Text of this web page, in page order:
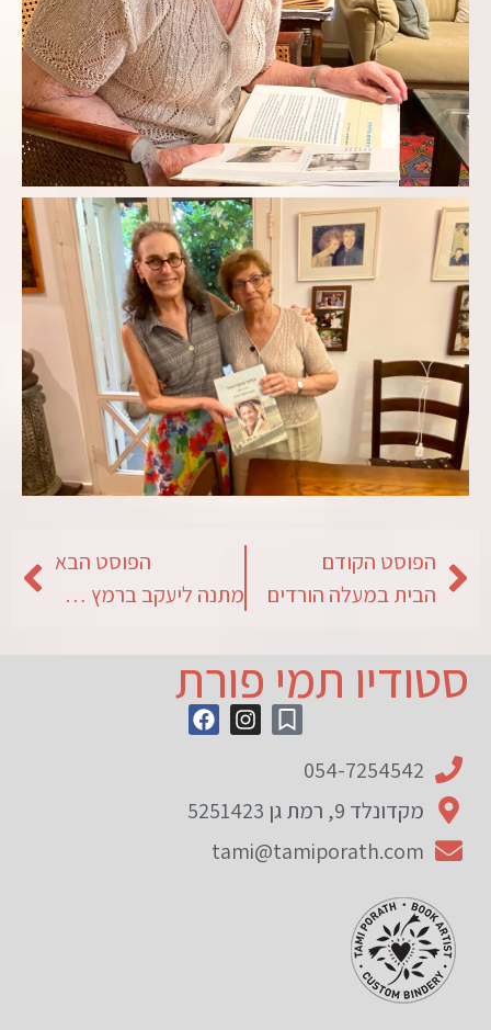
הפוסט הקודם
הבית במעלה הורדים
הפוסט הבא
מתנה ליעקב ברמץ ליום הולדת 60
סטודיו תמי פורת
054-7254542
מקדונלד 9, רמת גן 5251423
tami@tamiporath.com